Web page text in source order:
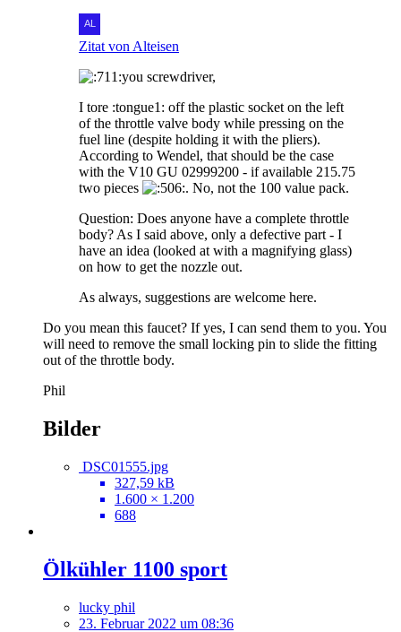
Zitat von Alteisen
you screwdriver,
I tore :tongue1: off the plastic socket on the left
of the throttle valve body while pressing on the
fuel line (despite holding it with the pliers).
According to Wendel, that should be the case
with the V10 GU 02999200 - if available 215.75
two pieces
. No, not the 100 value pack.
Question: Does anyone have a complete throttle
body? As I said above, only a defective part - I
have an idea (looked at with a magnifying glass)
on how to get the nozzle out.
As always, suggestions are welcome here.
Do you mean this faucet? If yes, I can send them to you. You
will need to remove the small locking pin to slide the fitting
out of the throttle body.
Phil
Bilder
DSC01555.jpg
327,59 kB
1.600 × 1.200
688
Ölkühler 1100 sport
lucky phil
23. Februar 2022 um 08:36